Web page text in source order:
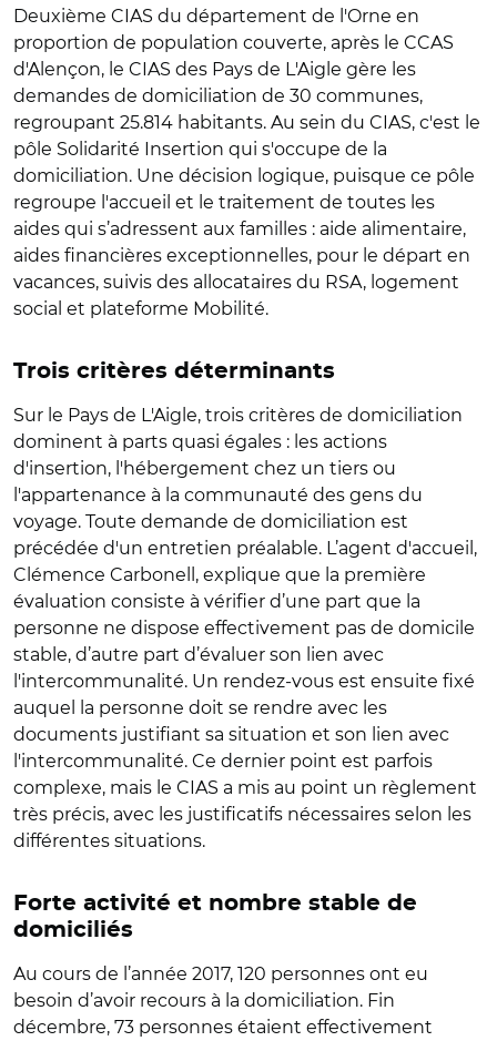
Deuxième CIAS du département de l'Orne en
proportion de population couverte, après le CCAS
d'Alençon, le CIAS des Pays de L'Aigle gère les
demandes de domiciliation de 30 communes,
regroupant 25.814 habitants. Au sein du CIAS, c'est le
pôle Solidarité Insertion qui s'occupe de la
domiciliation. Une décision logique, puisque ce pôle
regroupe l'accueil et le traitement de toutes les
aides qui s’adressent aux familles : aide alimentaire,
aides financières exceptionnelles, pour le départ en
vacances, suivis des allocataires du RSA, logement
social et plateforme Mobilité.
Trois critères déterminants
Sur le Pays de L'Aigle, trois critères de domiciliation
dominent à parts quasi égales : les actions
d'insertion, l'hébergement chez un tiers ou
l'appartenance à la communauté des gens du
voyage. Toute demande de domiciliation est
précédée d'un entretien préalable. L’agent d'accueil,
Clémence Carbonell, explique que la première
évaluation consiste à vérifier d’une part que la
personne ne dispose effectivement pas de domicile
stable, d’autre part d’évaluer son lien avec
l'intercommunalité. Un rendez-vous est ensuite fixé
auquel la personne doit se rendre avec les
documents justifiant sa situation et son lien avec
l'intercommunalité. Ce dernier point est parfois
complexe, mais le CIAS a mis au point un règlement
très précis, avec les justificatifs nécessaires selon les
différentes situations.
Forte activité et nombre stable de
domiciliés
Au cours de l’année 2017, 120 personnes ont eu
besoin d’avoir recours à la domiciliation. Fin
décembre, 73 personnes étaient effectivement